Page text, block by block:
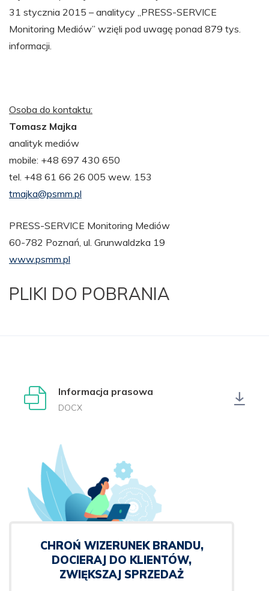
31 stycznia 2015 – analitycy „PRESS-SERVICE
Monitoring Mediów” wzięli pod uwagę ponad 879 tys.
informacji.
Osoba do kontaktu:
Tomasz Majka
analityk mediów
mobile: +48 697 430 650
tel. +48 61 66 26 005 wew. 153
tmajka@psmm.pl
PRESS-SERVICE Monitoring Mediów
60-782 Poznań, ul. Grunwaldzka 19
www.psmm.pl
PLIKI DO POBRANIA
Informacja prasowa
DOCX
CHROŃ WIZERUNEK BRANDU,
DOCIERAJ DO KLIENTÓW,
ZWIĘKSZAJ SPRZEDAŻ